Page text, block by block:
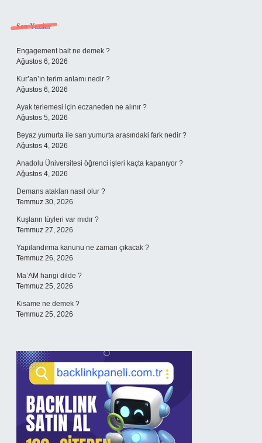
Sidebar
Son Yazılar
Engagement bait ne demek ?
Ağustos 6, 2026
Kur’an’ın terim anlamı nedir ?
Ağustos 6, 2026
Ayak terlemesi için eczaneden ne alınır ?
Ağustos 5, 2026
Beyaz yumurta ile sarı yumurta arasındaki fark nedir ?
Ağustos 4, 2026
Anadolu Üniversitesi öğrenci işleri kaçta kapanıyor ?
Ağustos 4, 2026
Demans atakları nasıl olur ?
Temmuz 30, 2026
Kuşların tüyleri var mıdır ?
Temmuz 27, 2026
Yapılandırma kanunu ne zaman çıkacak ?
Temmuz 26, 2026
Ma’AM hangi dilde ?
Temmuz 25, 2026
Kisame ne demek ?
Temmuz 25, 2026